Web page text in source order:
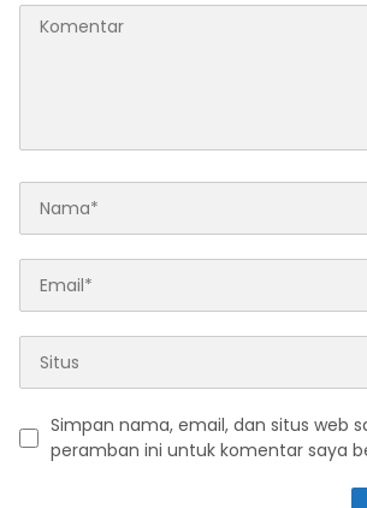
Simpan nama, email, dan situs web
peramban ini untuk komentar saya